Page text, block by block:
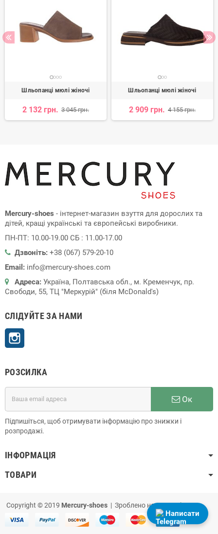
Шльопанці мюлі жіночі
2 132 грн. 3 045 грн.
Шльопанці мюлі жіночі
2 909 грн. 4 155 грн.
Mercury-shoes - інтернет-магазин взуття для дорослих та
дітей, кращі українські та європейські виробники.
ПН-ПТ: 10.00-19.00 СБ : 11.00-17.00
Дзвоніть: +38 (067) 579-20-10
Email: info@mercury-shoes.com
Адреса: Україна, Полтавська обл., м. Кременчук, пр.
Свободи, 55, ТЦ "Меркурій" (біля McDonald's)
СЛІДУЙТЕ ЗА НАМИ
РОЗСИЛКА
Ок
Підпишіться, щоб отримувати інформацію про знижки і
розпродажі.
ІНФОРМАЦІЯ
ТОВАРИ
Copyright © 2019 Mercury-shoes | Зроблено наPrestaShop
Написати